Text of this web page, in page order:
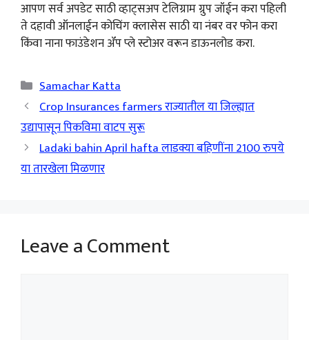
आपण सर्व अपडेट साठी व्हाट्सअप टेलिग्राम ग्रुप जॉईन करा पहिली
ते दहावी ऑनलाईन कोचिंग क्लासेस साठी या नंबर वर फोन करा
किंवा नाना फाउंडेशन ॲप प्ले स्टोअर वरून डाऊनलोड करा.
Categories
Samachar Katta
Crop Insurances farmers राज्यातील या जिल्ह्यात
उद्यापासून पिकविमा वाटप सुरू
Ladaki bahin April hafta लाडक्या बहिणींना 2100 रुपये
या तारखेला मिळणार
Leave a Comment